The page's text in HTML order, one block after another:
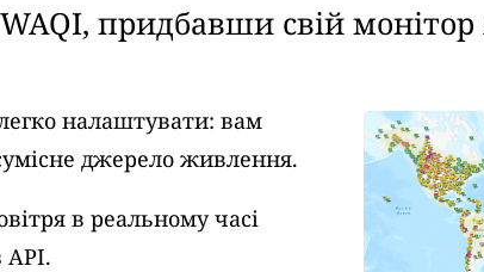
придбавши свій монітор
налаштувати: вам
джерело живлення.
в реальному часі
API.